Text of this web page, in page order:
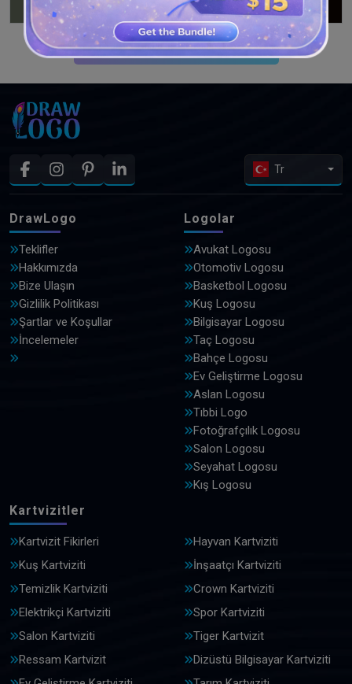
DAHA FAZLA TASARIM GÖRÜN
Tr
DrawLogo
Teklifler
Hakkımızda
Bize Ulaşın
Gizlilik Politikası
Şartlar ve Koşullar
İncelemeler
Logolar
Avukat Logosu
Otomotiv Logosu
Basketbol Logosu
Kuş Logosu
Bilgisayar Logosu
Taç Logosu
Bahçe Logosu
Ev Geliştirme Logosu
Aslan Logosu
Tıbbi Logo
Fotoğrafçılık Logosu
Salon Logosu
Seyahat Logosu
Kış Logosu
Kartvizitler
Kartvizit Fikirleri
Hayvan Kartviziti
Kuş Kartviziti
İnşaatçı Kartviziti
Temizlik Kartviziti
Crown Kartviziti
Elektrikçi Kartviziti
Spor Kartviziti
Salon Kartviziti
Tiger Kartvizit
Ressam Kartvizit
Dizüstü Bilgisayar Kartviziti